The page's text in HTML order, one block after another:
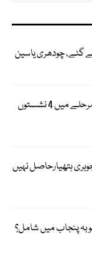
گئے، چودھری یاسین
آزاد کشمیر انتخابات کے تیسرے مرحلے میں 4 نشستوں
جوہری ہتھیارحاصل نہیں
پنجاب میں شامل؟